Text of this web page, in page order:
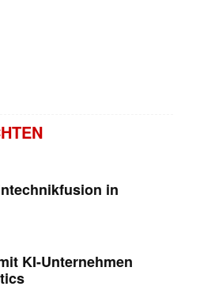
in
KI-Unternehmen